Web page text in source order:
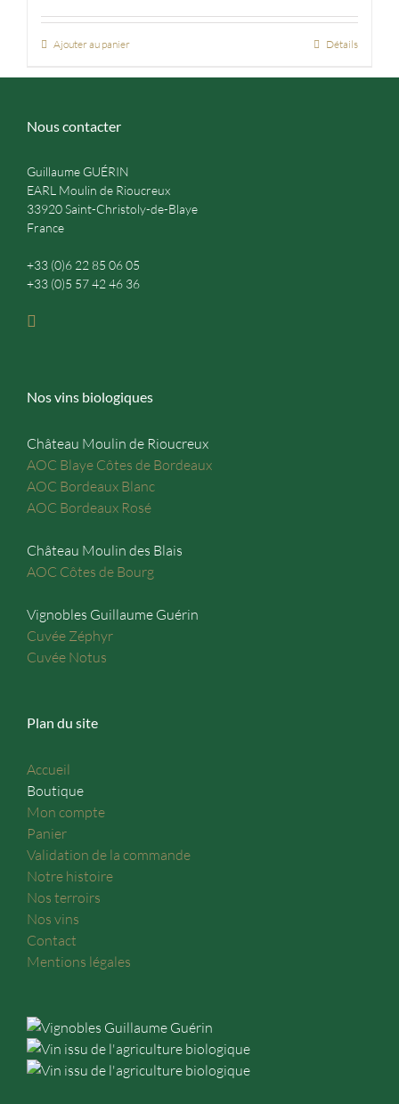
Ajouter au panier Détails
Nous contacter
Guillaume GUÉRIN
EARL Moulin de Rioucreux
33920 Saint-Christoly-de-Blaye
France
+33 (0)6 22 85 06 05
+33 (0)5 57 42 46 36
Nos vins biologiques
Château Moulin de Rioucreux
AOC Blaye Côtes de Bordeaux
AOC Bordeaux Blanc
AOC Bordeaux Rosé
Château Moulin des Blais
AOC Côtes de Bourg
Vignobles Guillaume Guérin
Cuvée Zéphyr
Cuvée Notus
Plan du site
Accueil
Boutique
Mon compte
Panier
Validation de la commande
Notre histoire
Nos terroirs
Nos vins
Contact
Mentions légales